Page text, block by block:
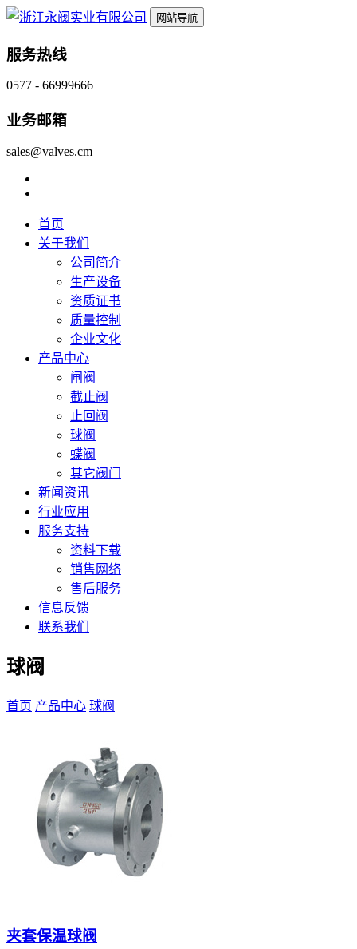
网站导航
服务热线
0577 - 66999666
业务邮箱
sales@valves.cm
首页
关于我们
公司简介
生产设备
资质证书
质量控制
企业文化
产品中心
闸阀
截止阀
止回阀
球阀
蝶阀
其它阀门
新闻资讯
行业应用
服务支持
资料下载
销售网络
售后服务
信息反馈
联系我们
球阀
首页 产品中心 球阀
夹套保温球阀